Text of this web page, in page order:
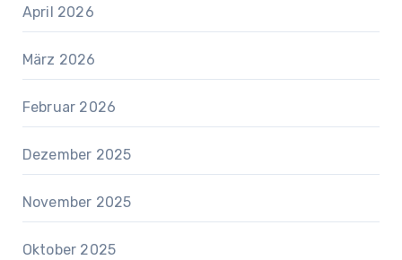
April 2026
März 2026
Februar 2026
Dezember 2025
November 2025
Oktober 2025